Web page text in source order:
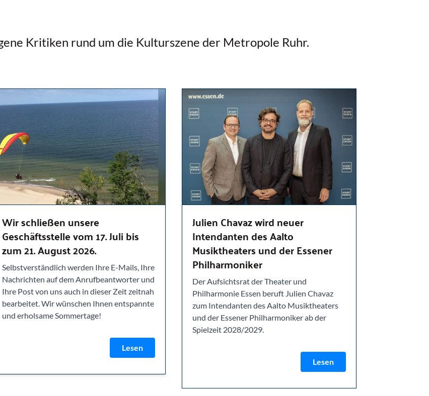
Kritiken rund um die Kulturszene der Metropole Ruhr.
Wir schließen unsere
Geschäftsstelle vom 17. Juli bis
zum 21. August 2026.
Selbstverständlich werden Ihre E-Mails, Ihre
Nachrichten auf dem Anrufbeantworter und
Ihre Post von uns auch in dieser Zeit zeitnah
bearbeitet. Wir wünschen Ihnen entspannte
und erholsame Sommertage!
Lesen
Julien Chavaz wird neuer
Intendanten des Aalto
Musiktheaters und der Essener
Philharmoniker
Der Aufsichtsrat der Theater und
Philharmonie Essen beruft Julien Chavaz
zum Intendanten des Aalto Musiktheaters
und der Essener Philharmoniker ab der
Spielzeit 2028/2029.
Lesen